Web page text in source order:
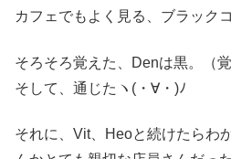
カフェでもよく見る、ブラック
そろそろ覚えた、Denは黒。（覚
そして、通じたヽ(・∀・)ﾉ
それに、Vit、Heoと続けたらわ